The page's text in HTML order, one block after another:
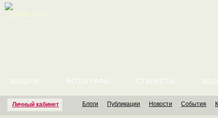
Личный кабинет
МОДЕЛИ ФОТОГРАФЫ СТИЛИСТЫ
Блоги Публикации Новости События